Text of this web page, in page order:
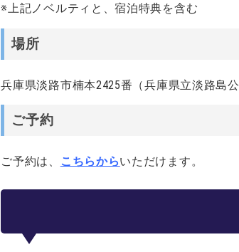
※上記ノベルティと、宿泊特典を含む
場所
兵庫県淡路市楠本2425番（兵庫県立淡路島
ご予約
ご予約は、 こちらからいただけます。